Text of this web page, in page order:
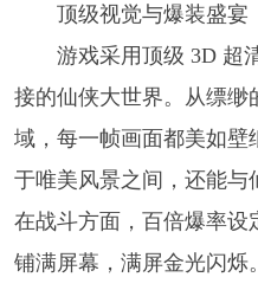
顶级视觉与爆装盛宴
游戏采用顶级 3D 超
接的仙侠大世界。从缥缈
域，每一帧画面都美如壁
于唯美风景之间，还能与
在战斗方面，百倍爆率设
铺满屏幕，满屏金光闪烁